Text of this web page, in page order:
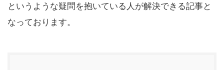
というような疑問を抱いている人が解決できる記事と
なっております。